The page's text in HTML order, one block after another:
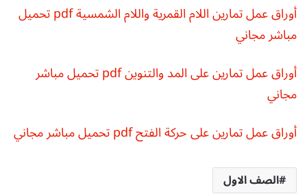
أوراق عمل تمارين اللام القمرية واللام الشمسية pdf تحميل
مباشر مجاني
أوراق عمل تمارين على المد والتنوين pdf تحميل مباشر
مجاني
أوراق عمل تمارين على حركة الفتح pdf تحميل مباشر مجاني
الصف الاول